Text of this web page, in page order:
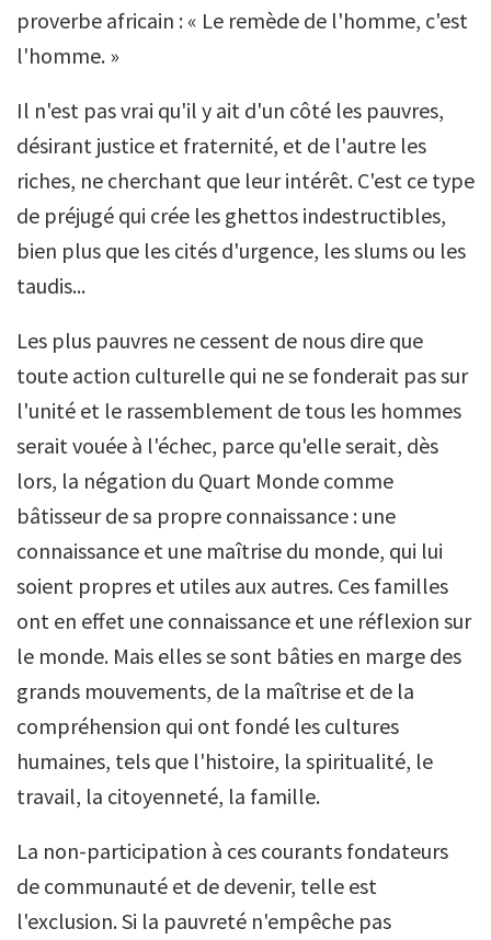
proverbe africain : « Le remède de l'homme, c'est
l'homme. »
Il n'est pas vrai qu'il y ait d'un côté les pauvres,
désirant justice et fraternité, et de l'autre les
riches, ne cherchant que leur intérêt. C'est ce type
de préjugé qui crée les ghettos indestructibles,
bien plus que les cités d'urgence, les slums ou les
taudis...
Les plus pauvres ne cessent de nous dire que
toute action culturelle qui ne se fonderait pas sur
l'unité et le rassemblement de tous les hommes
serait vouée à l'échec, parce qu'elle serait, dès
lors, la négation du Quart Monde comme
bâtisseur de sa propre connaissance : une
connaissance et une maîtrise du monde, qui lui
soient propres et utiles aux autres. Ces familles
ont en effet une connaissance et une réflexion sur
le monde. Mais elles se sont bâties en marge des
grands mouvements, de la maîtrise et de la
compréhension qui ont fondé les cultures
humaines, tels que l'histoire, la spiritualité, le
travail, la citoyenneté, la famille.
La non-participation à ces courants fondateurs
de communauté et de devenir, telle est
l'exclusion. Si la pauvreté n'empêche pas